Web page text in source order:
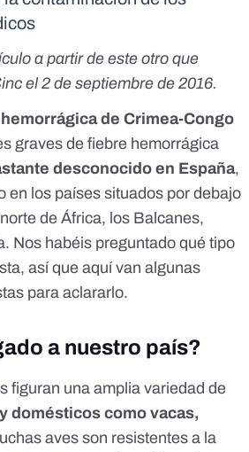
a partir de este otro que
el 2 de septiembre de 2016.
de Crimea-Congo
graves de fiebre hemorrágica
desconocido en España,
en los países situados por debajo
de África, los Balcanes,
Nos habéis preguntado qué tipo
así que aquí van algunas
para aclararlo.
a nuestro país?
figuran una amplia variedad de
domésticos como vacas,
aves son resistentes a la